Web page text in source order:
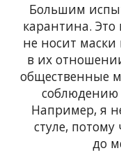
Большим
карантина. Это
не носит
в их
общественные
соблюдению
Например, я
стуле,
до